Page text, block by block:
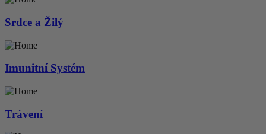
Srdce a Žilý
Imunitní Systém
Trávení